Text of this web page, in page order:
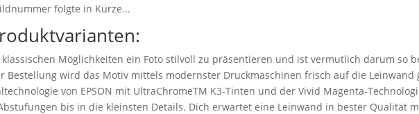
folgte in Kürze...
Möglichkeiten ein Foto stilvoll zu präsentieren und ist vermutlich darum so
Bestellung wird das Motiv mittels modernster Druckmaschinen frisch auf die Leinwand
von EPSON mit UltraChromeTM K3-Tinten und der Vivid Magenta-
bis in die kleinsten Details. Dich erwartet eine Leinwand in bester Qualität